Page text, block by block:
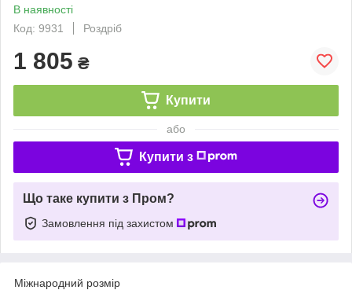
В наявності
Код: 9931
Роздріб
1 805 ₴
Купити
або
Купити з
Що таке купити з Пром?
Замовлення під захистом
Міжнародний розмір